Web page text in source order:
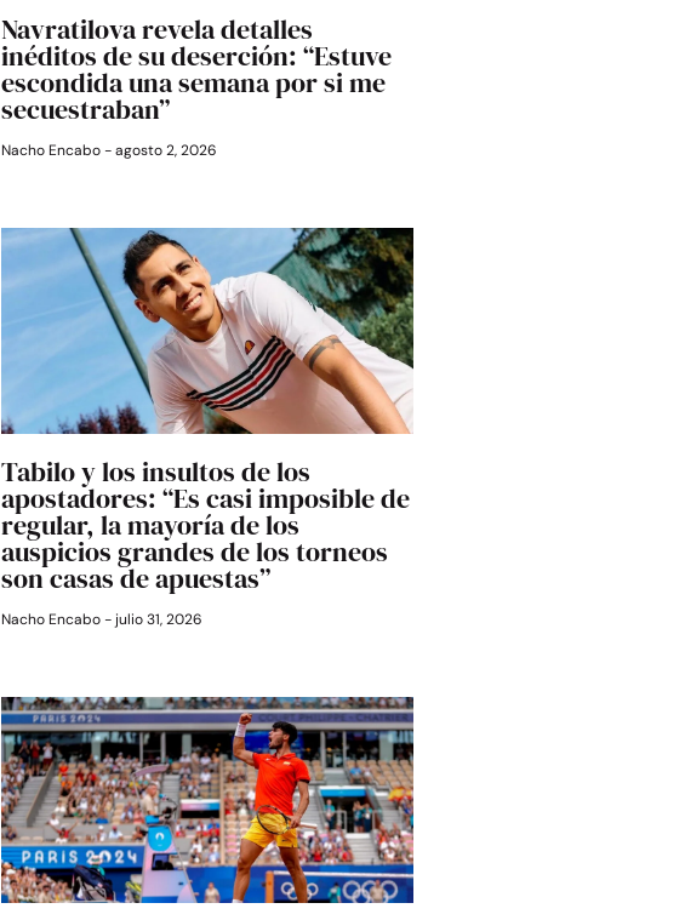
Navratilova revela detalles
inéditos de su deserción: “Estuve
escondida una semana por si me
secuestraban”
Nacho Encabo agosto 2, 2026
Tabilo y los insultos de los
apostadores: “Es casi imposible de
regular, la mayoría de los
auspicios grandes de los torneos
son casas de apuestas”
Nacho Encabo julio 31, 2026